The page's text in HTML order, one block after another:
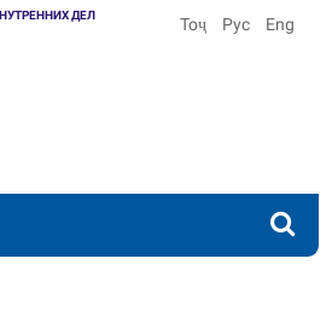
ДЕЛ
Тоҷ Рус Eng